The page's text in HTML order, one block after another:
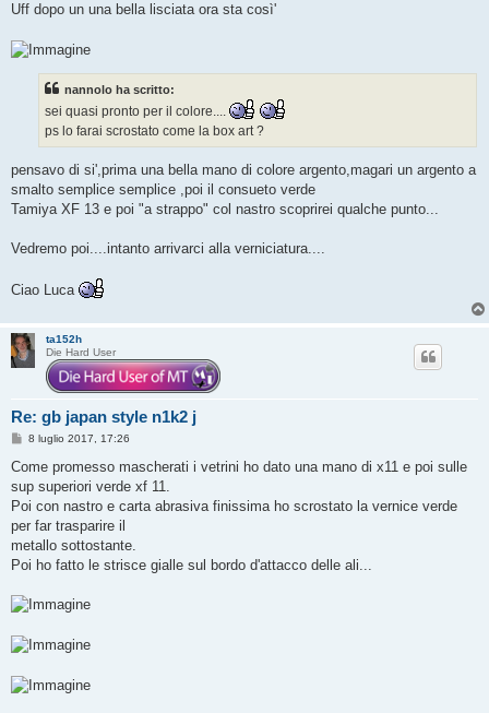
Uff dopo un una bella lisciata ora sta così'
nannolo ha scritto:
sei quasi pronto per il colore....
ps lo farai scrostato come la box art ?
pensavo di si',prima una bella mano di colore argento,magari un argento a
smalto semplice semplice ,poi il consueto verde
Tamiya XF 13 e poi "a strappo" col nastro scoprirei qualche punto...
Vedremo poi....intanto arrivarci alla verniciatura....
Ciao Luca
ta152h
Die Hard User
Re: gb japan style n1k2 j
M
s
a
g
i
o
8 luglio 2017, 17:26
Come promesso mascherati i vetrini ho dato una mano di x11 e poi sulle
sup superiori verde xf 11.
Poi con nastro e carta abrasiva finissima ho scrostato la vernice verde
per far trasparire il
metallo sottostante.
Poi ho fatto le strisce gialle sul bordo d'attacco delle ali...